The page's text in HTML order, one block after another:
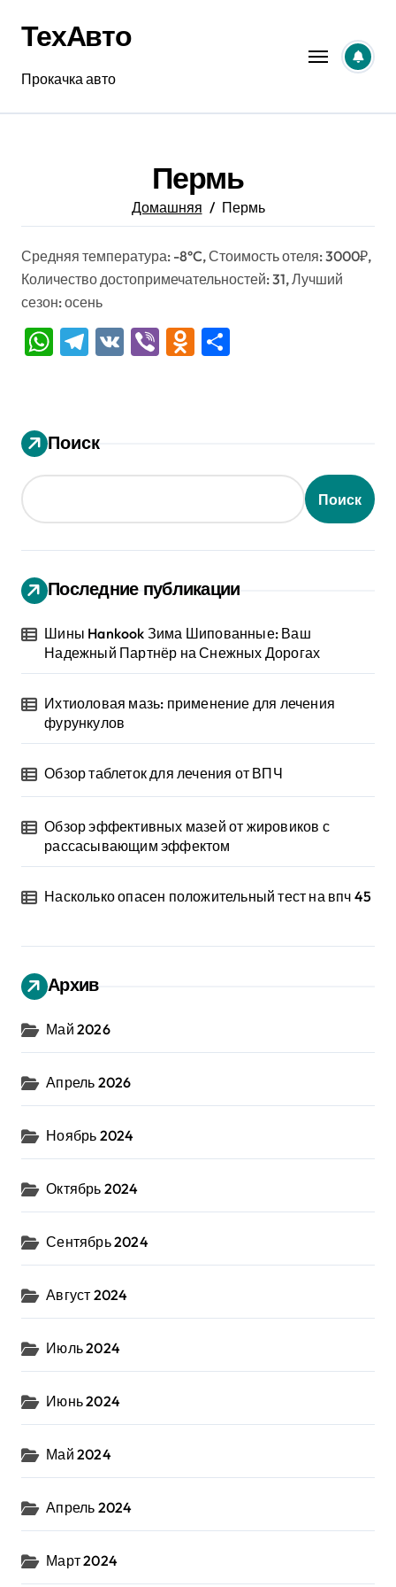
содержанию
ТехАвто
Прокачка авто
Пермь
Домашняя Пермь
Средняя температура: -8°C, Стоимость отеля: 3000₽,
Количество достопримечательностей: 31, Лучший
сезон: осень
WhatsApp
Telegram
VK ViberOdnoklassniki
Поиск
Поиск
Последние публикации
Шины Hankook Зима Шипованные: Ваш
Надежный Партнёр на Снежных Дорогах
Ихтиоловая мазь: применение для лечения
фурункулов
Обзор таблеток для лечения от ВПЧ
Обзор эффективных мазей от жировиков с
рассасывающим эффектом
Насколько опасен положительный тест на впч 45
Архив
Май 2026
Апрель 2026
Ноябрь 2024
Октябрь 2024
Сентябрь 2024
Август 2024
Июль 2024
Июнь 2024
Май 2024
Апрель 2024
Март 2024